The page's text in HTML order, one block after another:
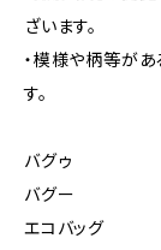
ざいます。
・模様や柄等が
す。
バグゥ
バグー
エコバッグ